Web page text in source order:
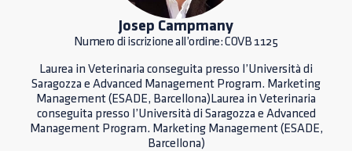
Josep Campmany
Numero di iscrizione all’ordine: COVB 1125
Laurea in Veterinaria conseguita presso l’Università di
Saragozza e Advanced Management Program. Marketing
Management (ESADE, Barcellona)Laurea in Veterinaria
conseguita presso l’Università di Saragozza e Advanced
Management Program. Marketing Management (ESADE,
Barcellona)